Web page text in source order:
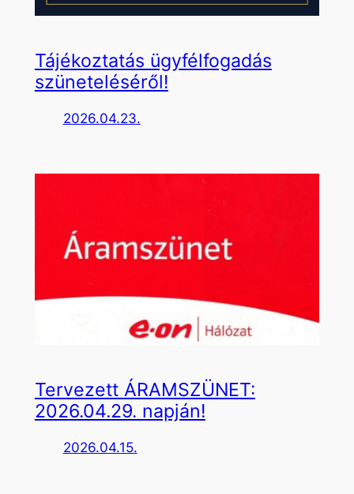
Tájékoztatás ügyfélfogadás
szüneteléséről!
2026.04.23.
Tervezett ÁRAMSZÜNET:
2026.04.29. napján!
2026.04.15.